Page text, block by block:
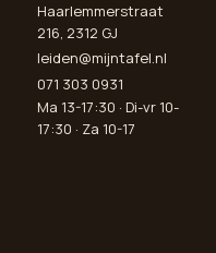
Haarlemmerstraat
216, 2312 GJ
leiden@mijntafel.nl
071 303 0931
Ma 13-17:30 · Di-vr 10-
17:30 · Za 10-17